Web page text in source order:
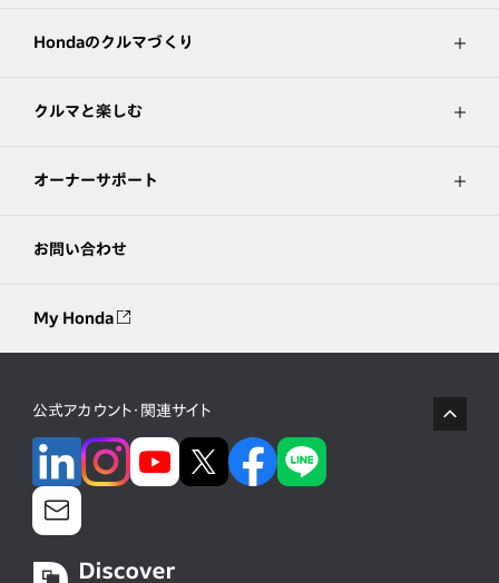
Hondaのクルマづくり
クルマと楽しむ
オーナーサポート
お問い合わせ
My Honda
公式アカウント・関連サイト